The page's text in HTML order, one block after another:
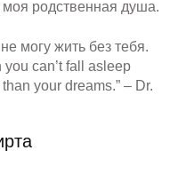
родственная душа.
могу жить без тебя.
you can’t fall asleep
your dreams.” – Dr.